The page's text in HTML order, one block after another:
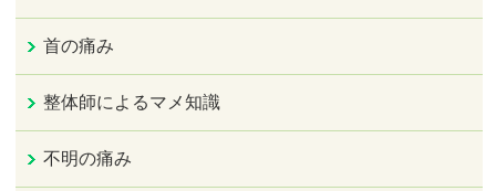
首の痛み
整体師によるマメ知識
不明の痛み